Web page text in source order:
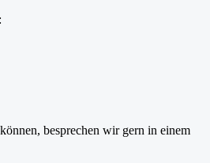
besprechen wir gern in einem